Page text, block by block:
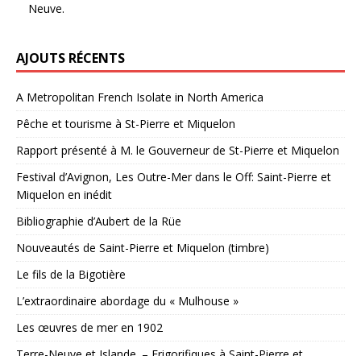
Neuve.
AJOUTS RÉCENTS
A Metropolitan French Isolate in North America
Pêche et tourisme à St-Pierre et Miquelon
Rapport présenté à M. le Gouverneur de St-Pierre et Miquelon
Festival d’Avignon, Les Outre-Mer dans le Off: Saint-Pierre et
Miquelon en inédit
Bibliographie d’Aubert de la Rüe
Nouveautés de Saint-Pierre et Miquelon (timbre)
Le fils de la Bigotière
L’extraordinaire abordage du « Mulhouse »
Les œuvres de mer en 1902